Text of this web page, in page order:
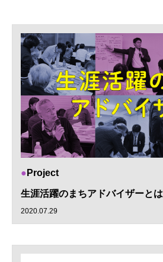
Project
生涯活躍のまちアドバイザーとは
2020.07.29